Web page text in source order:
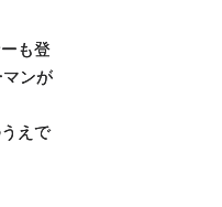
も登
ンが
えで